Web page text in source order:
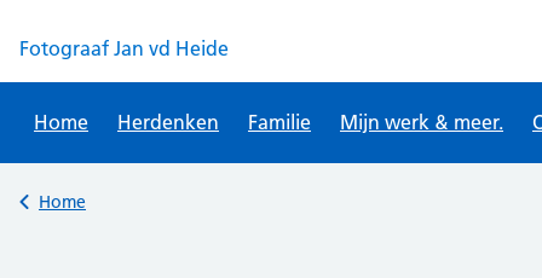
Fotograaf Jan vd Heide
Home Herdenken Familie Mijn werk & meer.
Back to
Home